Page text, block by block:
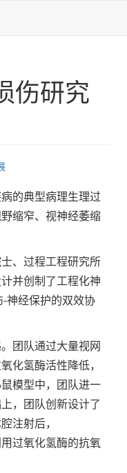
伤研究
的典型病理生理过
缩窄、视神经萎缩
、过程工程研究所
并创制了工程化神
神经保护的双效协
团队通过大量视网
化氢酶活性降低，
模型中，团队进一
，团队创新设计了
注射后，
过氧化氢酶的抗氧